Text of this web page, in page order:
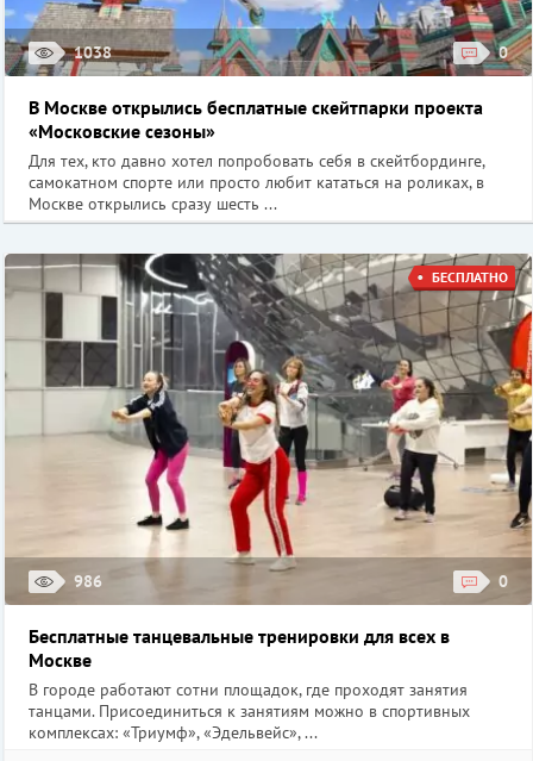
1038 0
В Москве открылись бесплатные скейтпарки проекта
«Московские сезоны»
Для тех, кто давно хотел попробовать себя в скейтбординге,
самокатном спорте или просто любит кататься на роликах, в
Москве открылись сразу шесть ...
986 0
БЕСПЛАТНО
Бесплатные танцевальные тренировки для всех в
Москве
В городе работают сотни площадок, где проходят занятия
танцами. Присоединиться к занятиям можно в спортивных
комплексах: «Триумф», «Эдельвейс», ...